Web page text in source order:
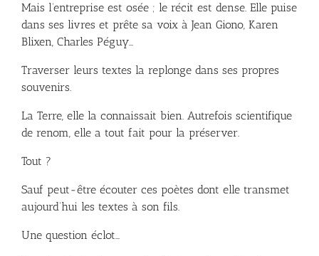
Mais l’entreprise est osée ; le récit est dense. Elle puise
dans ses livres et prête sa voix à Jean Giono, Karen
Blixen, Charles Péguy…
Traverser leurs textes la replonge dans ses propres
souvenirs.
La Terre, elle la connaissait bien. Autrefois scientifique
de renom, elle a tout fait pour la préserver.
Tout ?
Sauf peut-être écouter ces poètes dont elle transmet
aujourd’hui les textes à son fils.
Une question éclot…